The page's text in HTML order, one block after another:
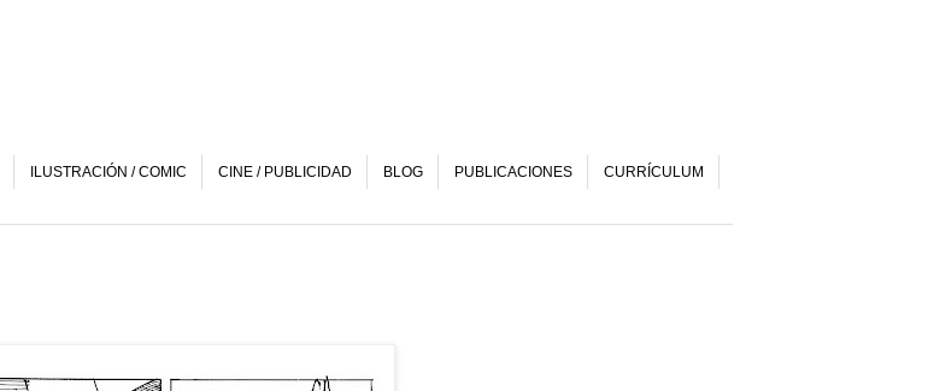
ILUSTRACIÓN / COMIC CINE / PUBLICIDAD BLOG PUBLICACIONES CURRÍCULUM